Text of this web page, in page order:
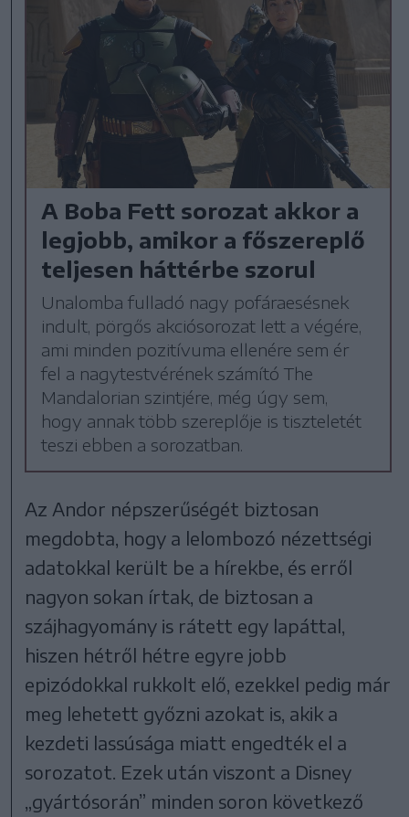
A Boba Fett sorozat akkor a
legjobb, amikor a főszereplő
teljesen háttérbe szorul
Unalomba fulladó nagy pofáraesésnek
indult, pörgős akciósorozat lett a végére,
ami minden pozitívuma ellenére sem ér
fel a nagytestvérének számító The
Mandalorian szintjére, még úgy sem,
hogy annak több szereplője is tiszteletét
teszi ebben a sorozatban.
Az Andor népszerűségét biztosan
megdobta, hogy a lelombozó nézettségi
adatokkal került be a hírekbe, és erről
nagyon sokan írtak, de biztosan a
szájhagyomány is rátett egy lapáttal,
hiszen hétről hétre egyre jobb
epizódokkal rukkolt elő, ezekkel pedig már
meg lehetett győzni azokat is, akik a
kezdeti lassúsága miatt engedték el a
sorozatot. Ezek után viszont a Disney
„gyártósorán” minden soron következő